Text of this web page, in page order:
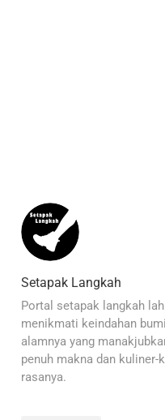
Setapak Langkah
Portal setapak langkah
menikmati keindahan
alamnya yang
penuh makna dan
rasanya.